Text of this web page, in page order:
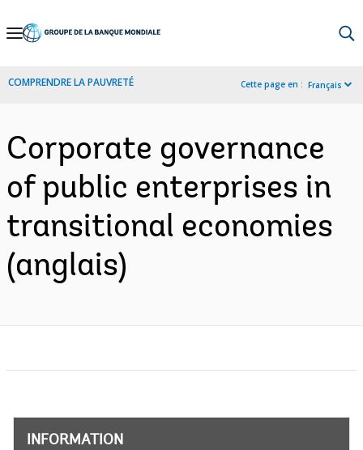
Skip
Navigation
COMPRENDRE LA PAUVRETÉ Cette page en : Français
Corporate governance
of public enterprises in
transitional economies
(anglais)
INFORMATION